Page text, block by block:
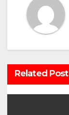
c
ó
n
d
Related Post